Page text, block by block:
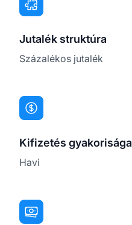
Jutalék struktúra
Százalékos jutalék
Kifizetés gyakorisága
Havi